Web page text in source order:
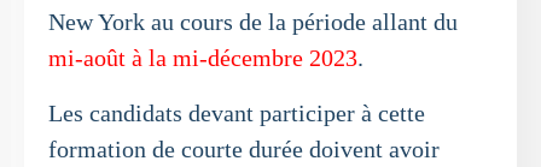
New York au cours de la période allant du
mi-août à la mi-décembre 2023.
Les candidats devant participer à cette
formation de courte durée doivent avoir